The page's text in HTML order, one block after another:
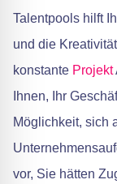
Talentpools hilft
und die
konstante Projekt
Ihnen, Ihr
Möglichkeit, sich
vor, Sie hätten